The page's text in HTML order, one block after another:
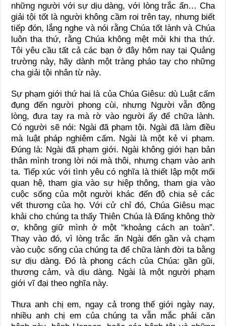
những người với sự dịu dàng, với lòng trắc ẩn… Cha
giải tội tốt là người không cầm roi trên tay, nhưng biết
tiếp đón, lắng nghe và nói rằng Chúa tốt lành và Chúa
luôn tha thứ, rằng Chúa không mệt mỏi khi tha thứ.
Tôi yêu cầu tất cả các bạn ở đây hôm nay tại Quảng
trường này, hãy dành một tràng pháo tay cho những
cha giải tội nhân từ này.
Sự phạm giới thứ hai là của Chúa Giêsu: dù Luật cấm
đụng đến người phong cùi, nhưng Người vẫn động
lòng, đưa tay ra mà rờ vào người ấy để chữa lành.
Có người sẽ nói: Ngài đã phạm tội. Ngài đã làm điều
mà luật pháp nghiêm cấm. Ngài là một kẻ vi phạm.
Đúng là: Ngài đã phạm giới. Ngài không giới hạn bản
thân mình trong lời nói mà thôi, nhưng chạm vào anh
ta. Tiếp xúc với tình yêu có nghĩa là thiết lập một mối
quan hệ, tham gia vào sự hiệp thông, tham gia vào
cuộc sống của một người khác đến độ chia sẻ các
vết thương của họ. Với cử chỉ đó, Chúa Giêsu mạc
khải cho chúng ta thấy Thiên Chúa là Đấng không thờ
ơ, không giữ mình ở một “khoảng cách an toàn”.
Thay vào đó, vì lòng trắc ẩn Ngài đến gần và chạm
vào cuộc sống của chúng ta để chữa lành đời ta bằng
sự dịu dàng. Đó là phong cách của Chúa: gần gũi,
thương cảm, và dịu dàng. Ngài là một người phạm
giới vĩ đại theo nghĩa này.
Thưa anh chị em, ngay cả trong thế giới ngày nay,
nhiều anh chị em của chúng ta vẫn mắc phải căn